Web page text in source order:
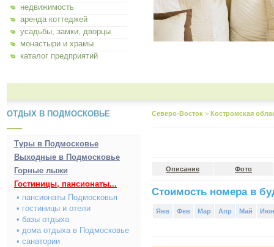
недвижимость
аренда коттеджей
усадьбы, замки, дворцы
монастыри и храмы
каталог предприятий
ОТДЫХ В ПОДМОСКОВЬЕ
Туры в Подмосковье
Выходные в Подмосковье
Горные лыжи
Гостиницы, пансионаты...
• пансионаты Подмосковья
• гостиницы и отели
• базы отдыха
• дома отдыха в Подмосковье
• санатории
Северо-Восток > Костромская
Описание Фото
Стоимость номера в
Янв Фев Мар Апр Май Июн